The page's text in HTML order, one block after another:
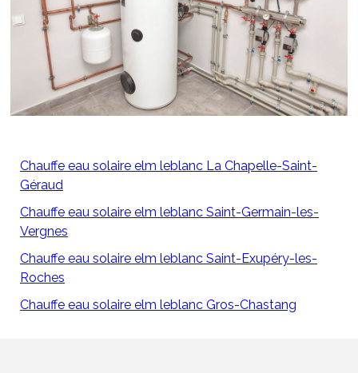
Chauffe eau solaire elm leblanc La Chapelle-Saint-
Géraud
Chauffe eau solaire elm leblanc Saint-Germain-les-
Vergnes
Chauffe eau solaire elm leblanc Saint-Exupéry-les-
Roches
Chauffe eau solaire elm leblanc Gros-Chastang